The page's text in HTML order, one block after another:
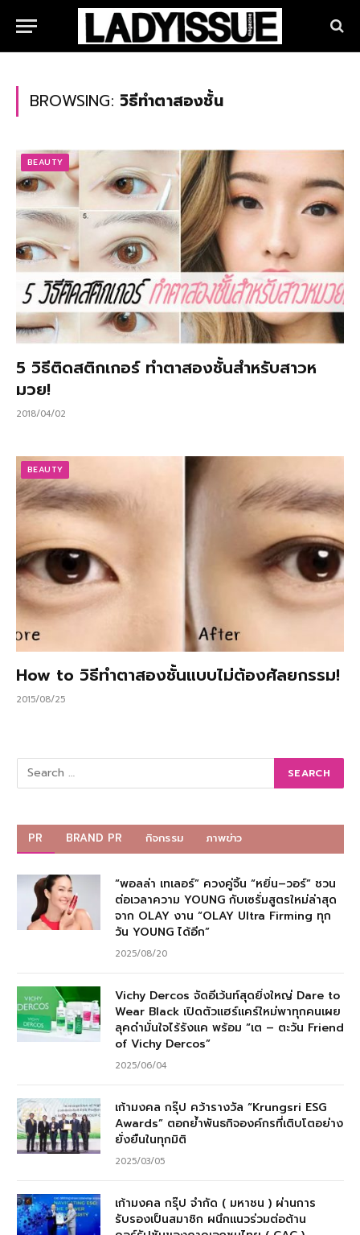
BROWSING: วิธีทำตาสองชั้น
BEAUTY
5 วิธีติดสติกเกอร์ ทำตาสองชั้นสำหรับสาวห
มวย!
2018/04/02
BEAUTY
How to วิธีทำตาสองชั้นแบบไม่ต้องศัลยกรรม!
2015/08/25
PR BRAND PR กิจกรรม ภาพข่าว
“พอลล่า เทเลอร์” ควงคู่จิ้น “หยิ่น–วอร์” ชวน
ต่อเวลาความ YOUNG กับเซรั่มสูตรใหม่ล่าสุด
จาก OLAY งาน “OLAY Ultra Firming ทุก
วัน YOUNG ได้อีก”
2025/08/20
Vichy Dercos จัดอีเว้นท์สุดยิ่งใหญ่ Dare to
Wear Black เปิดตัวแฮร์แคร์ใหม่พาทุกคนเผย
ลุคดำมั่นใจไร้รังแค พร้อม “เต – ตะวัน Friend
of Vichy Dercos”
2025/06/04
เก้ามงคล กรุ๊ป คว้ารางวัล “Krungsri ESG
Awards” ตอกย้ำพันธกิจองค์กรที่เติบโตอย่าง
ยั่งยืนในทุกมิติ
2025/03/05
เก้ามงคล กรุ๊ป จำกัด ( มหาชน ) ผ่านการ
รับรองเป็นสมาชิก ผนึกแนวร่วมต่อต้าน